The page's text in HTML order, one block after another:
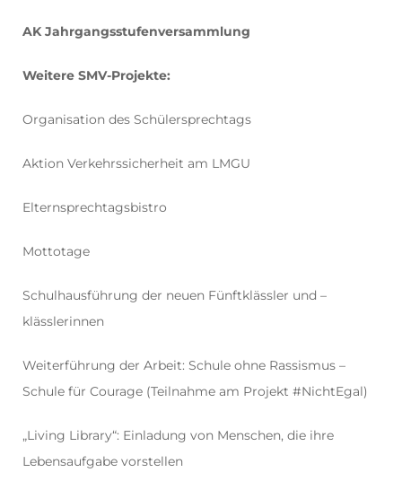
AK Jahrgangsstufenversammlung
Weitere SMV-Projekte:
Organisation des Schülersprechtags
Aktion Verkehrssicherheit am LMGU
Elternsprechtagsbistro
Mottotage
Schulhausführung der neuen Fünftklässler und –
klässlerinnen
Weiterführung der Arbeit: Schule ohne Rassismus –
Schule für Courage (Teilnahme am Projekt #NichtEgal)
„Living Library“: Einladung von Menschen, die ihre
Lebensaufgabe vorstellen